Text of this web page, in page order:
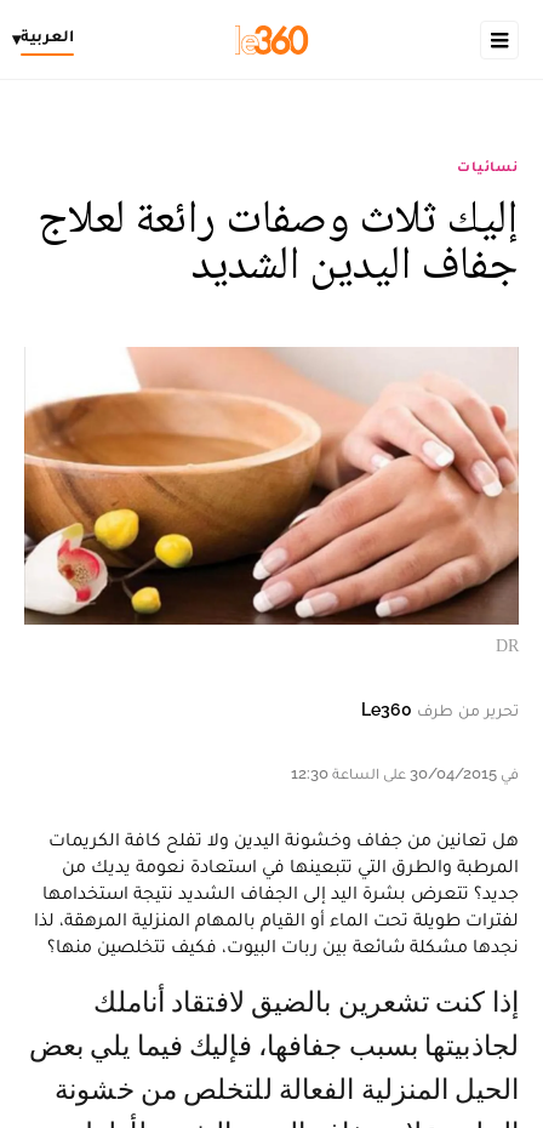
العربية▾
نسائيات
إليك ثلاث وصفات رائعة لعلاج
جفاف اليدين الشديد
DR
تحرير من طرف Le360
في 30/04/2015 على الساعة 12:30
هل تعانين من جفاف وخشونة اليدين ولا تفلح كافة الكريمات
المرطبة والطرق التي تتبعينها في استعادة نعومة يديك من
جديد؟ تتعرض بشرة اليد إلى الجفاف الشديد نتيجة استخدامها
لفترات طويلة تحت الماء أو القيام بالمهام المنزلية المرهقة، لذا
نجدها مشكلة شائعة بين ربات البيوت، فكيف تتخلصين منها؟
لجاذبيتها بسبب جفافها، فإليك فيما يلي بعض
الحيل المنزلية الفعالة للتخلص من خشونة